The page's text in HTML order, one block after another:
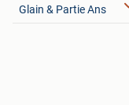
Glain & Partie Ans